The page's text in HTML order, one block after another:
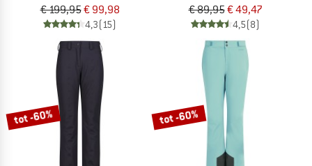
€ 199,95€ 99,98
4,3(15)
€ 89,95€ 49,47
4,5(8)
tot -60% tot -60%